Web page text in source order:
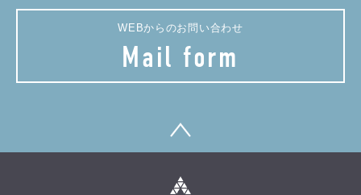
WEBからのお問い合わせ
Mail form